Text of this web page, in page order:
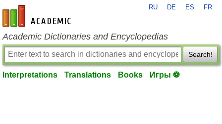
en-academic.com
RU DE ES FR
Academic Dictionaries and Encyclopedias
Search!
Interpretations Translations Books Игры ⚽